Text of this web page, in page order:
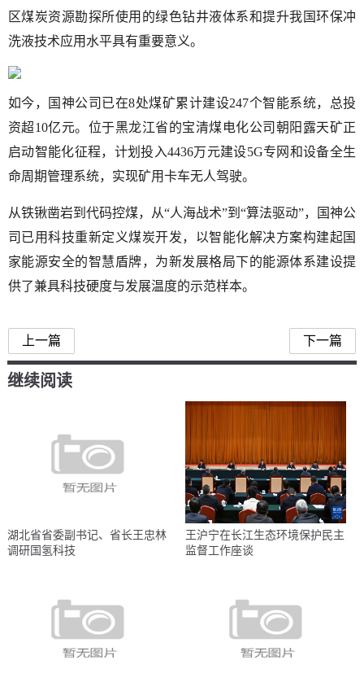
区煤炭资源勘探所使用的绿色钻井液体系和提升我国环保冲
洗液技术应用水平具有重要意义。
如今，国神公司已在8处煤矿累计建设247个智能系统，总投
资超10亿元。位于黑龙江省的宝清煤电化公司朝阳露天矿正
启动智能化征程，计划投入4436万元建设5G专网和设备全生
命周期管理系统，实现矿用卡车无人驾驶。
从铁锹凿岩到代码控煤，从“人海战术”到“算法驱动”，国神公
司已用科技重新定义煤炭开发，以智能化解决方案构建起国
家能源安全的智慧盾牌，为新发展格局下的能源体系建设提
供了兼具科技硬度与发展温度的示范样本。
上一篇 下一篇
继续阅读
湖北省省委副书记、省长王忠林
调研国氢科技
王沪宁在长江生态环境保护民主
监督工作座谈